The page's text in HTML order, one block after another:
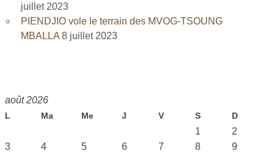
juillet 2023
PIENDJIO vole le terrain des MVOG-TSOUNG
MBALLA 8 juillet 2023
août 2026
L Ma Me J V S D
1
2
3
4 5 6 7 8
9